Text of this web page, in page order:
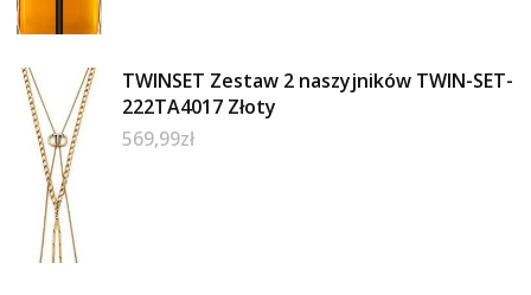
TWINSET Zestaw 2 naszyjników TWIN-SET-
222TA4017 Złoty
569,99zł